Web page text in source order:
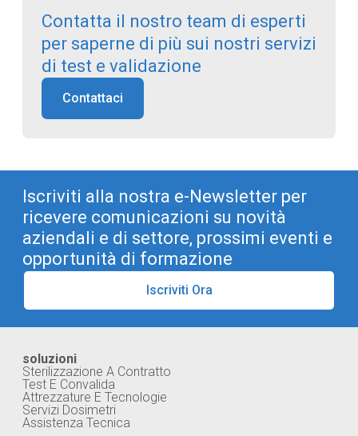
Contatta il nostro team di esperti
per saperne di più sui nostri servizi
di test e validazione
Contattaci
Iscriviti alla nostra e-Newsletter per
ricevere comunicazioni su novità
aziendali e di settore, prossimi eventi e
opportunità di formazione
Iscriviti Ora
soluzioni
Sterilizzazione A Contratto
Test E Convalida
Attrezzature E Tecnologie
Servizi Dosimetri
Assistenza Tecnica